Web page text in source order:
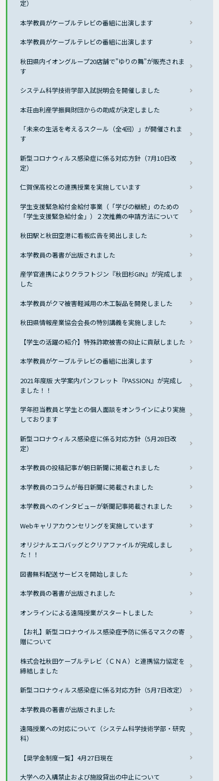
定）
本学教員がケーブルテレビの番組に出演します
本学教員がケーブルテレビの番組に出演します
秋田県内イオングループ20店舗で”ゆりの舞”が販売されま
す
システム科学技術学部入試説明会を開催しました
本荘由利産学振興財団からの助成が決定しました
「未来の生活を考えるスクール（全4回）」が開催されま
す
新型コロナウィルス感染症に係る対応方針（7月10日改
定）
仁賀保高校との連携授業を実施しています
学生支援緊急給付金給付事業（「学びの継続」のための
「学生支援緊急給付金」）２次推薦の申請方法について
秋田駅と秋田空港に看板広告を掲出しました
本学教員の著書が出版されました
産学官連携によりクラフトジン『秋田杉GIN』が完成しま
した
本学教員がクマ被害軽減用の木工製品を開発しました
秋田県情報産業協会会長の特別講義を実施しました
【学生の活躍の紹介】特殊詐欺被害の抑止に貢献しました
本学教員がケーブルテレビの番組に出演します
2021年度版 大学案内パンフレット『PASSION』が完成し
ました！！
学年担当教員と学生との個人面談をオンラインにより実施
しております
新型コロナウィルス感染症に係る対応方針（5月28日改
定）
本学教員の投稿記事が朝日新聞に掲載されました
本学教員のコラムが毎日新聞に掲載されました
本学教員へのインタビューが新聞記事掲載されました
Webキャリアカウンセリングを実施しています
オリジナルエコバッグとクリアファイルが完成しまし
た！！
図書無料配送サービスを開始しました
本学教員の著書が出版されました
オンラインによる遠隔授業がスタートしました
【お礼】新型コロナウイルス感染症予防に係るマスクの寄
贈について
株式会社秋田ケーブルテレビ（ＣＮＡ）と連携協力協定を
締結しました
新型コロナウィルス感染症に係る対応方針（5月7日改定）
本学教員の著書が出版されました
遠隔授業への対応について（システム科学技術学部・研究
科）
【奨学金制度一覧】4月27日現在
大学への入構禁止および施設貸出の中止について